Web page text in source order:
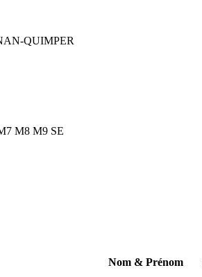
QUIMPER
M8 M9 SE
Nom & Prénom